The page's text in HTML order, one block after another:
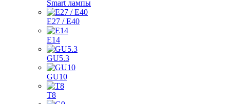
Smart лампы
E27 / E40
E14
GU5.3
GU10
T8